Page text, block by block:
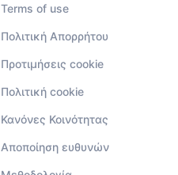
Terms of use
Πολιτική Απορρήτου
Προτιμήσεις cookie
Πολιτική cookie
Κανόνες Κοινότητας
Αποποίηση ευθυνών